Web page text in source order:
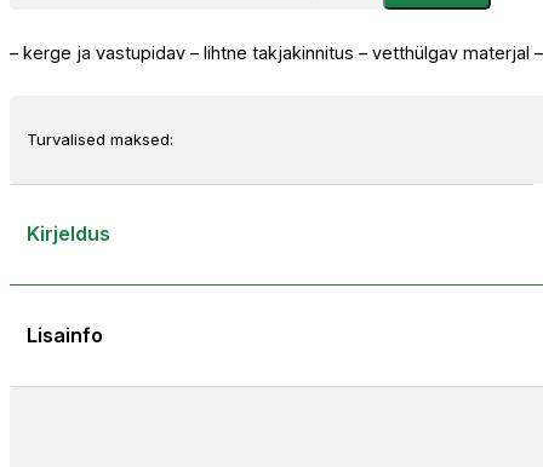
– kerge ja vastupidav – lihtne takjakinnitus – vetthülgav materjal
Turvalised maksed:
Kirjeldus
Lisainfo